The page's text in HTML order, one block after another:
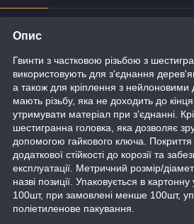
Опис
Гвинти з частковою різьбою з
використовують для з'єднання
а також для кріплення з
мають різьбу, яка не доходить до
утримувати матеріал при з'єднанні.
шестигранна головка, яка дозволяє
допомогою гайкового ключа.
додаткової стійкості до корозії та
експлуатації. Метричний розмір/
назві позиції. Упаковується в
100шт, при замовлені менше 100шт,
поліетиленове пакування.